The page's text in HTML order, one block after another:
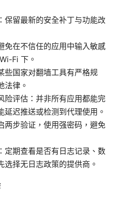
保留最新的安全补丁与功能改
免在不信任的应用中输入敏感
Fi 下。
些国家对翻墙工具有严格规
法律。
险评估：并非所有应用都能完
延迟推送或检测到代理使用。
两步验证，使用强密码，避免
定期查看是否有日志记录、数
选择无日志政策的提供商。